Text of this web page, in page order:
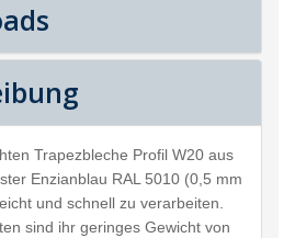
Trapezbleche Profil W20 aus
Enzianblau RAL 5010 (0,5 mm
und schnell zu verarbeiten.
sind ihr geringes Gewicht von